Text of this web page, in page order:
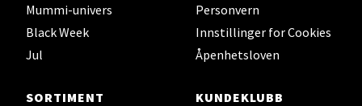
Mummi-univers
Black Week
Jul
Personvern
Innstillinger for Cookies
Åpenhetsloven
SORTIMENT
KUNDEKLUBB
Sortland - Sortland Storsenter
Åpent i dag 10-19